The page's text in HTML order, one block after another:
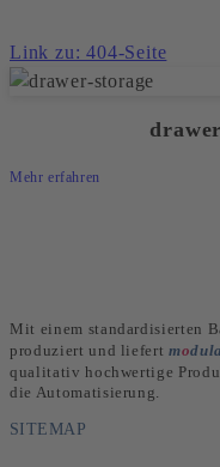
Link zu: 404-Seite
Mehr erfahren
Mit einem standardisierten
produziert und liefertmo
qualitativ hochwertige
die Automatisierung.
SITEMAP